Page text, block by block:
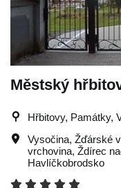
Městský
Hřbitovy, Památky,
Vysočina, Žďárské
vrchovina, Ždírec
Havlíčkobrodsko